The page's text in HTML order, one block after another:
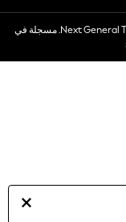
حقوق الطبع والنشر محفوظة © لصالح 2026 Next General Trading FZE. مسجلة في